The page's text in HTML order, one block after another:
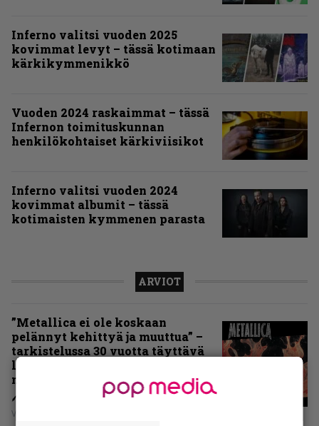
Inferno valitsi vuoden 2025
kovimmat levyt – tässä kotimaan
kärkikymmenikkö
Vuoden 2024 raskaimmat – tässä
Infernon toimituskunnan
henkilökohtaiset kärkiviisikot
Inferno valitsi vuoden 2024
kovimmat albumit – tässä
kotimaisten kymmenen parasta
ARVIOT
”Metallica ei ole koskaan
pelännyt kehittyä ja muuttua” –
tarkistelussa 30 vuotta täyttävä
levy, joka jakaa fanien
mielipiteet
Vesa Siltanen